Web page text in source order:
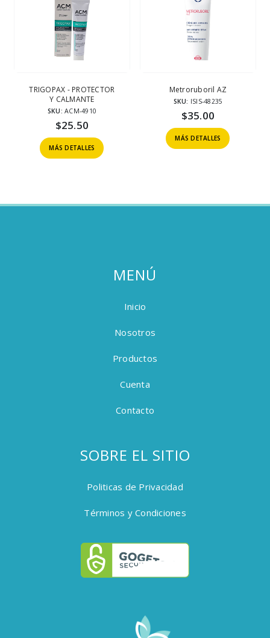
TRIGOPAX - PROTECTOR
Y CALMANTE
SKU:ACM-4910
$25.50
MÁS DETALLES
Metroruboril AZ
SKU: ISIS-48235
$35.00
MÁS DETALLES
MENÚ
Inicio
Nosotros
Productos
Cuenta
Contacto
SOBRE EL SITIO
Politicas de Privacidad
Términos y Condiciones